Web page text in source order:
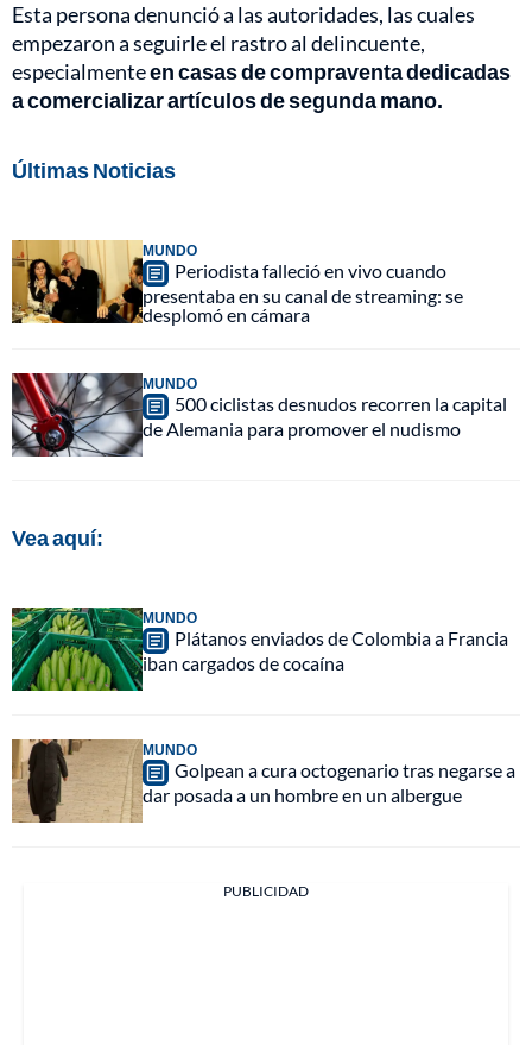
Esta persona denunció a las autoridades, las cuales
empezaron a seguirle el rastro al delincuente,
especialmenteen casas de compraventa dedicadas
a comercializar artículos de segunda mano.
Últimas Noticias
MUNDO
Periodista falleció en vivo cuando
presentaba en su canal de streaming: se
desplomó en cámara
MUNDO
500 ciclistas desnudos recorren la capital
de Alemania para promover el nudismo
Vea aquí:
MUNDO
Plátanos enviados de Colombia a Francia
iban cargados de cocaína
MUNDO
Golpean a cura octogenario tras negarse a
dar posada a un hombre en un albergue
PUBLICIDAD